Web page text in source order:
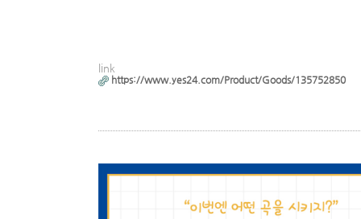
link
https://www.yes24.com/Product/Goods/135752850